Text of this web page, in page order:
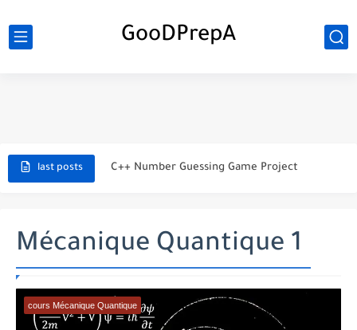
GooDPrepA
last posts C++ Number Guessing Game Project
C++ Simple Text Editor Project
La Communication Oral en PDF
Mécanique Quantique 1
cours Mécanique Quantique